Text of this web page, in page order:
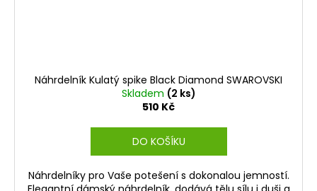
Náhrdelník Kulatý spike Black Diamond SWAROVSKI
Skladem (2 ks)
510 Kč
DO KOŠÍKU
Náhrdelníky pro Vaše potešení s dokonalou jemností.